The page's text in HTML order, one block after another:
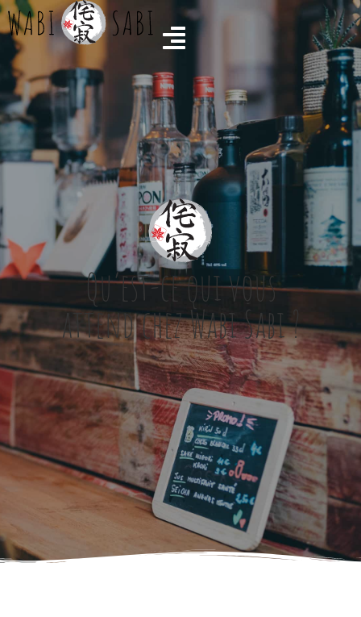
Qu’est-ce qui vous
attend chez Wabi Sabi ?